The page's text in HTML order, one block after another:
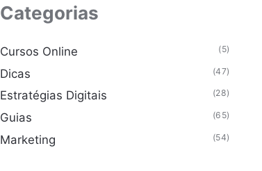
Categorias
Cursos Online (5)
Dicas (47)
Estratégias Digitais (28)
Guias (65)
Marketing (54)